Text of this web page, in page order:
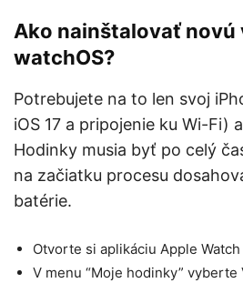
Ako nainštalovať novú
watchOS?
Potrebujete na to len svoj
iOS 17 a pripojenie ku Wi-Fi)
Hodinky musia byť po celý
na začiatku procesu
batérie.
Otvorte si aplikáciu Apple
V menu “Moje hodinky” vyberte